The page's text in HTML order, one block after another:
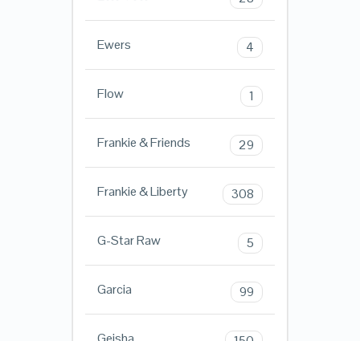
Ewers 4
Flow 1
Frankie & Friends 29
Frankie & Liberty 308
G-Star Raw 5
Garcia 99